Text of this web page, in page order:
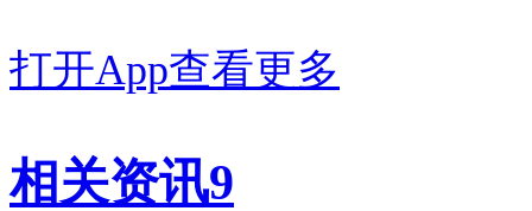
打开App查看更多
相关资讯9